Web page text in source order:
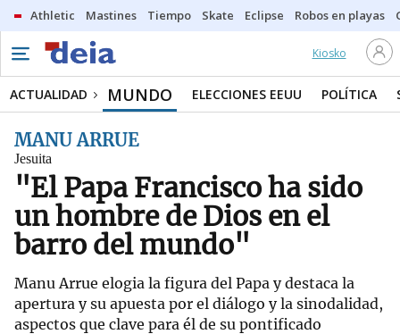
Athletic Mastines Tiempo Skate Eclipse Robos en playas
Kiosko
ACTUALIDAD MUNDO ELECCIONES EEUU POLÍTICA
MANU ARRUE
Jesuita
"El Papa Francisco ha sido
un hombre de Dios en el
barro del mundo"
Manu Arrue elogia la figura del Papa y destaca la
apertura y su apuesta por el diálogo y la sinodalidad,
aspectos que clave para él de su pontificado